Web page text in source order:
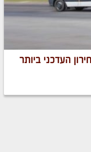
העדכני ביותר